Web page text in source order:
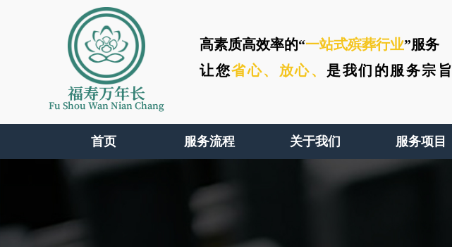
福寿万年长
Fu Shou Wan Nian Chang
高素质高效率的“一站式殡葬行业”服务
让您省心、 放心、 是我们的服务宗旨
首页 服务流程 关于我们 服务项目